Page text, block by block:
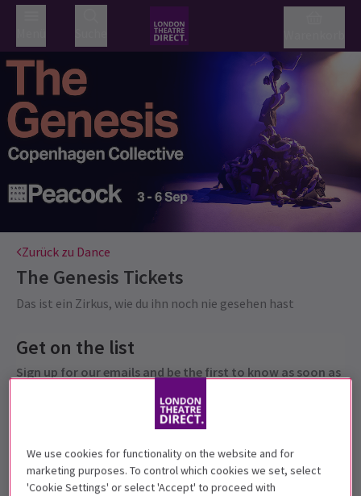
Zurück zu Dance
The Genesis Tickets
Das ist ein Zirkus, wie du ihn noch nie gesehen hast
Get on the list
Sign up for our emails and be the first to know as soon as
We use cookies for functionality on the website and for
marketing purposes. To control which cookies we set, select
'Cookie Settings' or select 'Accept' to proceed with